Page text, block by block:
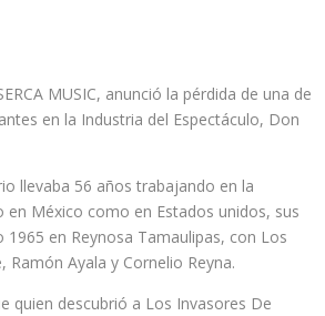
MUSIC, anunció la pérdida de una de
en la Industria del Espectáculo, Don
llevaba 56 años trabajando en la
en México como en Estados unidos, sus
1965 en Reynosa Tamaulipas, con Los
Ramón Ayala y Cornelio Reyna.
quien descubrió a Los Invasores De